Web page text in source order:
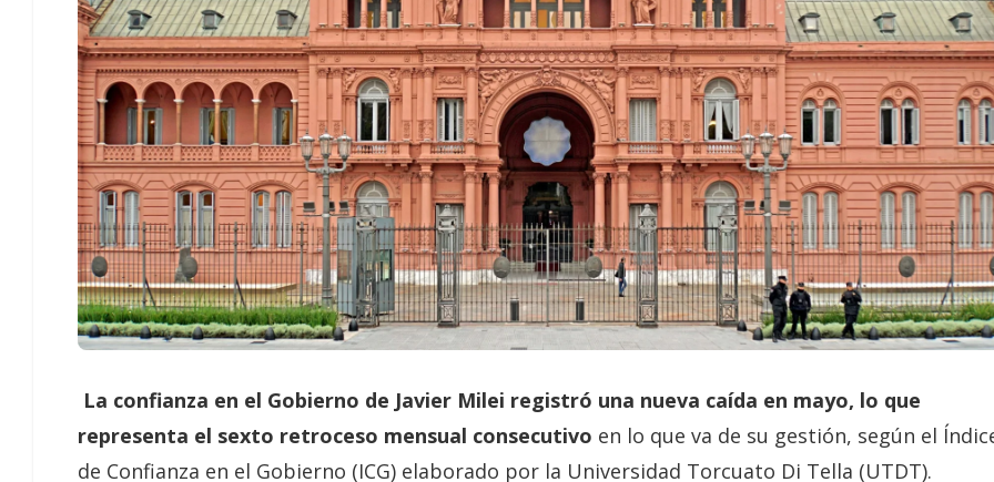
La confianza en el Gobierno de Javier Milei registró una nueva caída en mayo, lo que
representa el sexto retroceso mensual consecutivo en lo que va de su gestión, según el
de Confianza en el Gobierno (ICG) elaborado por la Universidad Torcuato Di Tella (UTDT).